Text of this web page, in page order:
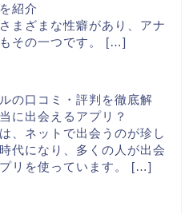
紹介
まざまな性癖があり、アナ
その一つです。 […]
の口コミ・評判を徹底解
に出会えるアプリ？
、ネットで出会うのが珍し
代になり、多くの人が出会
リを使っています。 […]